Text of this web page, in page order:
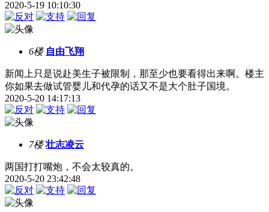
2020-5-19 10:10:30
6楼 自由飞翔
新闻上只是说赴美生子被限制，那至少也要看得出来啊。楼主
你如果去做试管婴儿和代孕的话又不是大个肚子国境。
2020-5-20 14:17:13
7楼 壮志凌云
两国打打嘴炮，不会太较真的。
2020-5-20 23:42:48